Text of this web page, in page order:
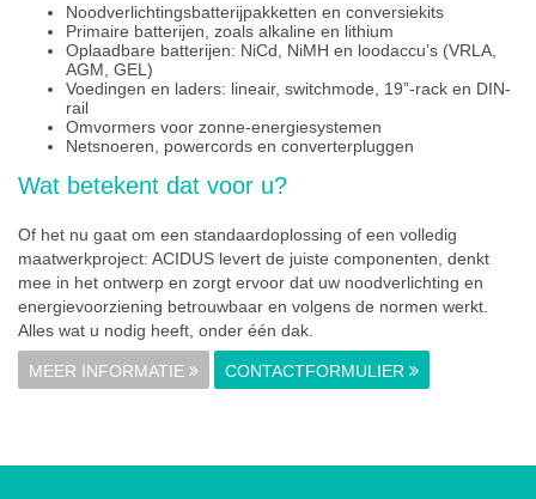
Noodverlichtingsbatterijpakketten en conversiekits
Primaire batterijen, zoals alkaline en lithium
Oplaadbare batterijen: NiCd, NiMH en loodaccu’s (VRLA,
AGM, GEL)
Voedingen en laders: lineair, switchmode, 19”-rack en DIN-
rail
Omvormers voor zonne-energiesystemen
Netsnoeren, powercords en converterpluggen
Wat betekent dat voor u?
Of het nu gaat om een standaardoplossing of een volledig
maatwerkproject: ACIDUS levert de juiste componenten, denkt
mee in het ontwerp en zorgt ervoor dat uw noodverlichting en
energievoorziening betrouwbaar en volgens de normen werkt.
Alles wat u nodig heeft, onder één dak.
MEER INFORMATIE CONTACTFORMULIER